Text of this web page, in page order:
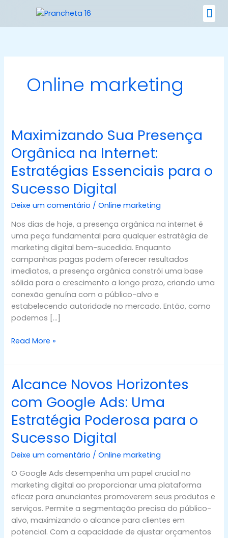
o
Online marketing
Maximizando Sua Presença
Orgânica na Internet:
Estratégias Essenciais para o
Sucesso Digital
Deixe um comentário /Online marketing
Nos dias de hoje, a presença orgânica na internet é
uma peça fundamental para qualquer estratégia de
marketing digital bem-sucedida. Enquanto
campanhas pagas podem oferecer resultados
imediatos, a presença orgânica constrói uma base
sólida para o crescimento a longo prazo, criando uma
conexão genuína com o público-alvo e
estabelecendo autoridade no mercado. Então, como
podemos […]
Maximizando
Sua
Presença
Orgânica
na
Internet:
Estratégias
para
o
Sucesso
Digital
Read More »
Alcance Novos Horizontes
com Google Ads: Uma
Estratégia Poderosa para o
Sucesso Digital
Deixe um comentário /Online marketing
O Google Ads desempenha um papel crucial no
marketing digital ao proporcionar uma plataforma
eficaz para anunciantes promoverem seus produtos e
serviços. Permite a segmentação precisa do público-
alvo, maximizando o alcance para clientes em
potencial. Com a capacidade de ajustar orçamentos
Alcance
Novos
Horizontes
com
Google
Ads:
Uma
Poderosa
para
o
Sucesso
Digital